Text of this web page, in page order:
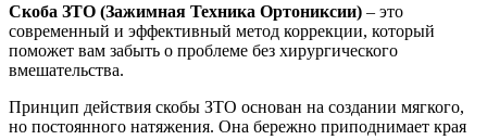
Скоба ЗТО (Зажимная Техника Ортониксии) – это
современный и эффективный метод коррекции, который
поможет вам забыть о проблеме без хирургического
вмешательства.
Принцип действия скобы ЗТО основан на создании мягкого,
но постоянного натяжения. Она бережно приподнимает края